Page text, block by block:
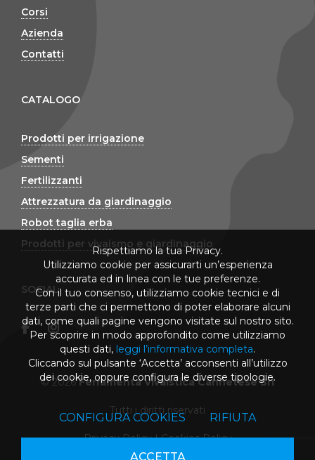
Corsi
Azienda
Contatti
CATALOGO
Prodotti per irrigazione
Sementi
Fertilizzanti
Attrezzatura da giardinaggio
Robot taglia erba
Prodotti per vivaismo e giardinaggio
SOCIAL
© 2026Ferramenta Vivaistica Cannetese Srl
Tutti i diritti riservati
Privacy Policy|Cookies Policy
Rispettiamo la tua Privacy.
Utilizziamo cookie per assicurarti un’esperienza
accurata ed in linea con le tue preferenze.
Con il tuo consenso, utilizziamo cookie tecnici e di
terze parti che ci permettono di poter elaborare alcuni
dati, come quali pagine vengono visitate sul nostro sito.
Per scoprire in modo approfondito come utilizziamo
questi dati, leggi l’informativa completa.
Cliccando sul pulsante ‘Accetta’ acconsenti all’utilizzo
dei cookie, oppure configura le diverse tipologie.
CONFIGURA COOKIES RIFIUTA
ACCETTA